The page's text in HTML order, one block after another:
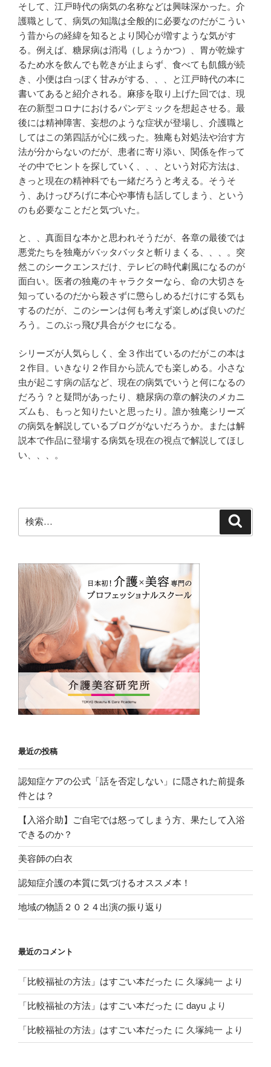
そして、江戸時代の病気の名称などは興味深かった。介
護職として、病気の知識は全般的に必要なのだがこうい
う昔からの経緯を知るとより関心が増すような気がす
る。例えば、糖尿病は消渇（しょうかつ）、胃が乾燥す
るため水を飲んでも乾きが止まらず、食べても飢餓が続
き、小便は白っぽく甘みがする、、、と江戸時代の本に
書いてあると紹介される。麻疹を取り上げた回では、現
在の新型コロナにおけるパンデミックを想起させる。最
後には精神障害、妄想のような症状が登場し、介護職と
してはこの第四話が心に残った。独庵も対処法や治す方
法が分からないのだが、患者に寄り添い、関係を作って
その中でヒントを探していく、、、という対応方法は、
きっと現在の精神科でも一緒だろうと考える。そうそ
う、あけっぴろげに本心や事情も話してしまう、という
のも必要なことだと気づいた。
と、、真面目な本かと思われそうだが、各章の最後では
悪党たちを独庵がバッタバッタと斬りまくる、、、。突
然このシークエンスだけ、テレビの時代劇風になるのが
面白い。医者の独庵のキャラクターなら、命の大切さを
知っているのだから殺さずに懲らしめるだけにする気も
するのだが、このシーンは何も考えず楽しめば良いのだ
ろう。このぶっ飛び具合がクセになる。
シリーズが人気らしく、全３作出ているのだがこの本は
２作目。いきなり２作目から読んでも楽しめる。小さな
虫が起こす病の話など、現在の病気でいうと何になるの
だろう？と疑問があったり、糖尿病の章の解決のメカニ
ズムも、もっと知りたいと思ったり。誰か独庵シリーズ
の病気を解説しているブログがないだろうか。または解
説本で作品に登場する病気を現在の視点で解説してほし
い、、、。
索:
最近の投稿
認知症ケアの公式「話を否定しない」に隠された前提条
件とは？
【入浴介助】ご自宅では怒ってしまう方、果たして入浴
できるのか？
美容師の白衣
認知症介護の本質に気づけるオススメ本！
地域の物語２０２４出演の振り返り
最近のコメント
「比較福祉の方法」はすごい本だった に 久塚純一 より
「比較福祉の方法」はすごい本だった に dayu より
「比較福祉の方法」はすごい本だった に 久塚純一 より